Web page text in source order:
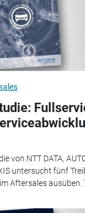
von NTT DATA,
untersucht fünf
Aftersales ausüben.